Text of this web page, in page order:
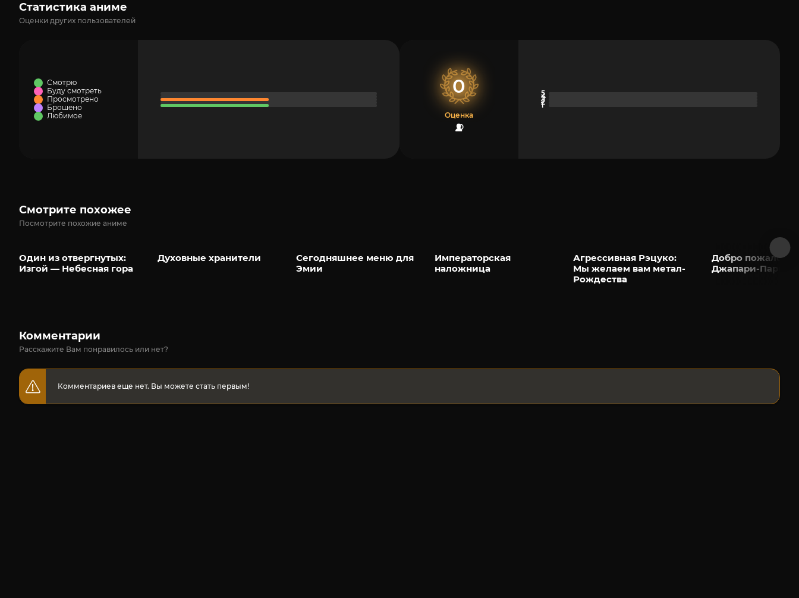
Статистика аниме
Оценки других пользователей
Смотрю
Буду смотреть
Просмотрено
Брошено
Любимое
0
Оценка
0
Смотрите похожее
Посмотрите похожие аниме
Один из отвергнутых:
Изгой — Небесная гора
Духовные хранители
Сегодняшнее меню для
Эмии
Императорская
наложница
Агрессивная Рэцуко:
Мы желаем вам метал-
Рождества
Добро
Джапари-Парк!
Комментарии
Расскажите Вам понравилось или нет?
Комментариев еще нет. Вы можете стать первым!